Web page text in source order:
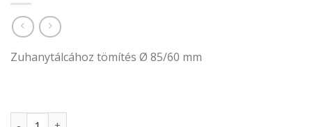
Zuhanytálcához tömítés Ø 85/60 mm
Zuhanytálcához tömítés Ø 85/60 mm mennyiség